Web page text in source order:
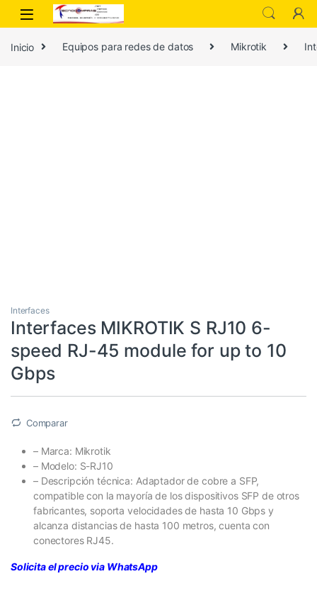
Inicio Equipos para redes de datos Mikrotik
Interfaces
Interfaces MIKROTIK S RJ10 6-
speed RJ-45 module for up to 10
Gbps
Comparar
– Marca: Mikrotik
– Modelo: S-RJ10
– Descripción técnica: Adaptador de cobre a SFP,
compatible con la mayoría de los dispositivos SFP de otros
fabricantes, soporta velocidades de hasta 10 Gbps y
alcanza distancias de hasta 100 metros, cuenta con
conectores RJ45.
Solicita el precio via WhatsApp